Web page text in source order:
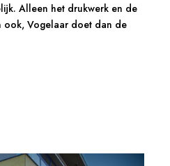
Alleen het drukwerk en de
ook, Vogelaar doet dan de